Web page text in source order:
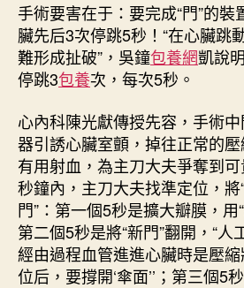
手術要害在于：要完成“門”的
臟先后3次停跳5秒！“在心臟跳
難形成扯破”，吳鐘包養網凱說
停跳3包養次，每次5秒。
心內科陳光獻傳授先容，手術
器引誘心臟室顫，掉往正常的
有用射血，為主刀大夫爭奪到
秒鐘內，主刀大夫找準定位，將
門”：第一個5秒是擴大瓣膜，用“
第二個5秒是將“新門”翻開，“人
經由過程血管進進心臟時是壓
位后，要撐開‘傘面’’；第三個5